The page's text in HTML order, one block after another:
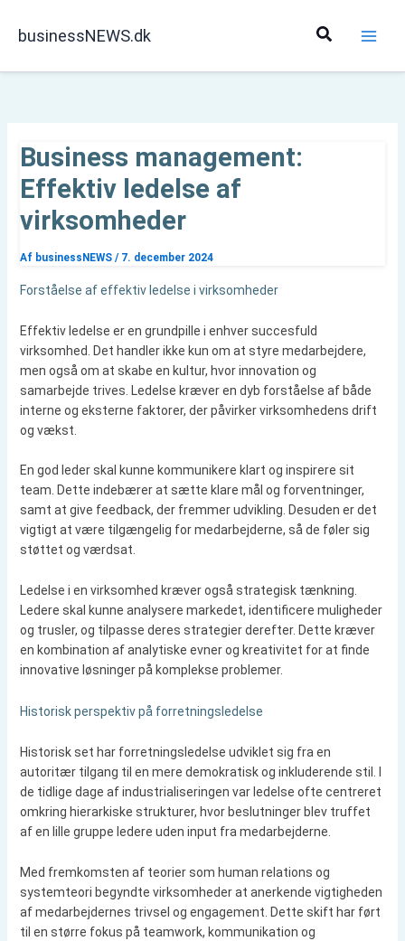
businessNEWS.dk Søg
Business management:
Effektiv ledelse af
virksomheder
Af businessNEWS / 7. december 2024
Forståelse af effektiv ledelse i virksomheder
Effektiv ledelse er en grundpille i enhver succesfuld
virksomhed. Det handler ikke kun om at styre medarbejdere,
men også om at skabe en kultur, hvor innovation og
samarbejde trives. Ledelse kræver en dyb forståelse af både
interne og eksterne faktorer, der påvirker virksomhedens drift
og vækst.
En god leder skal kunne kommunikere klart og inspirere sit
team. Dette indebærer at sætte klare mål og forventninger,
samt at give feedback, der fremmer udvikling. Desuden er det
vigtigt at være tilgængelig for medarbejderne, så de føler sig
støttet og værdsat.
Ledelse i en virksomhed kræver også strategisk tænkning.
Ledere skal kunne analysere markedet, identificere muligheder
og trusler, og tilpasse deres strategier derefter. Dette kræver
en kombination af analytiske evner og kreativitet for at finde
innovative løsninger på komplekse problemer.
Historisk perspektiv på forretningsledelse
Historisk set har forretningsledelse udviklet sig fra en
autoritær tilgang til en mere demokratisk og inkluderende stil. I
de tidlige dage af industrialiseringen var ledelse ofte centreret
omkring hierarkiske strukturer, hvor beslutninger blev truffet
af en lille gruppe ledere uden input fra medarbejderne.
Med fremkomsten af teorier som human relations og
systemteori begyndte virksomheder at anerkende vigtigheden
af medarbejdernes trivsel og engagement. Dette skift har ført
til en større fokus på teamwork, kommunikation og